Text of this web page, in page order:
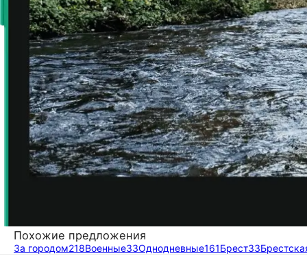
Похожие предложения
За городом218Военные33Однодневные161Брест33